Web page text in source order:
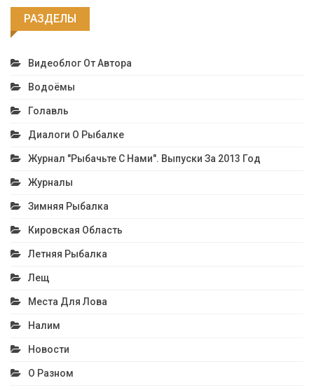
РАЗДЕЛЫ
Видеоблог От Автора
Водоёмы
Голавль
Диалоги О Рыбалке
Журнал "Рыбачьте С Нами". Выпуски За 2013 Год
Журналы
Зимняя Рыбалка
Кировская Область
Летняя Рыбалка
Лещ
Места Для Лова
Налим
Новости
О Разном